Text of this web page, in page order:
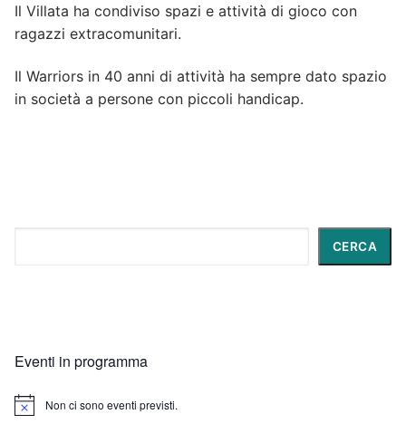
Il Villata ha condiviso spazi e attività di gioco con
ragazzi extracomunitari.
Il Warriors in 40 anni di attività ha sempre dato spazio
in società a persone con piccoli handicap.
CERCA
Eventi in programma
Notice Non ci sono eventi previsti.